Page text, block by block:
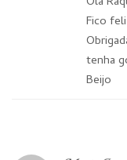
Fico
tenha
Beijo